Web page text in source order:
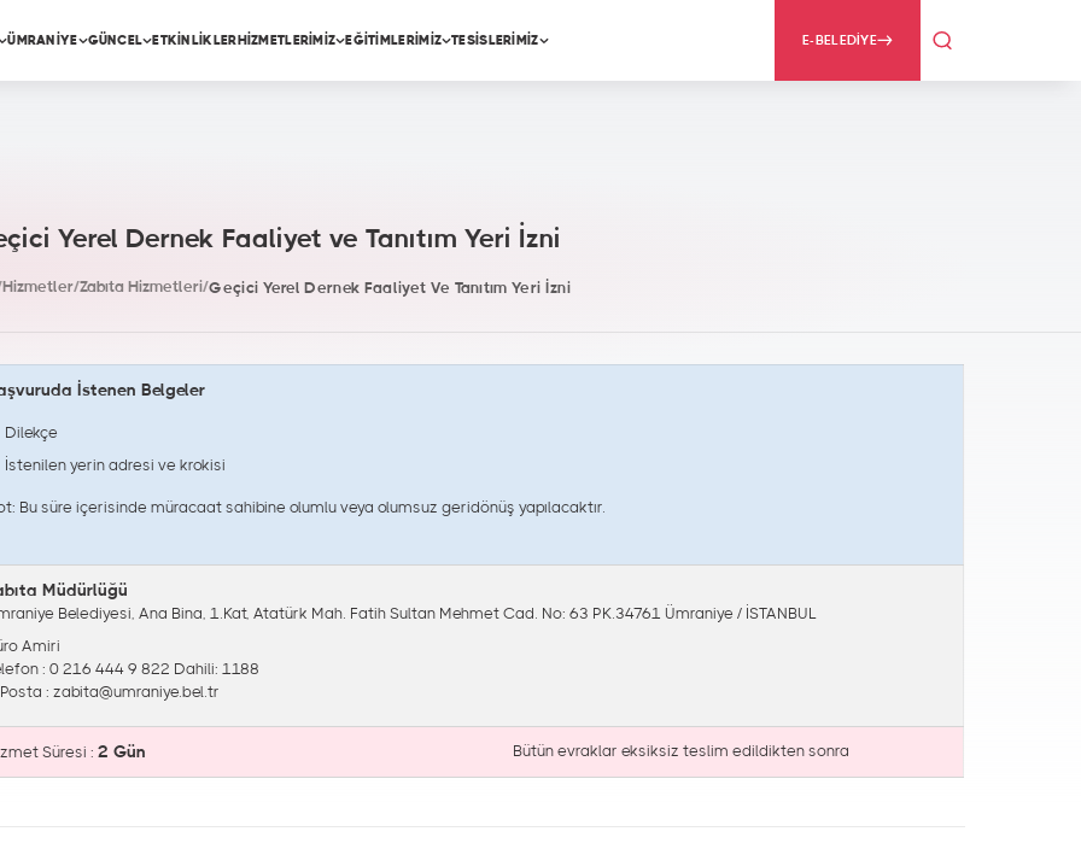
ÜMRANİYE GÜNCEL ETKİNLİKLER HİZMETLERİMİZ EĞİTİMLERİMİZ TESİSLERİMİZ E-BELEDİYE
Yerel Dernek Faaliyet ve Tanıtım Yeri İzni
Hizmetler/Zabıta Hizmetleri/Geçici Yerel Dernek Faaliyet Ve Tanıtım Yeri İzni
İstenen Belgeler
Dilekçe
İstenilen yerin adresi ve krokisi
Bu süre içerisinde müracaat sahibine olumlu veya olumsuz geridönüş yapılacaktır.
Müdürlüğü
Belediyesi, Ana Bina, 1.Kat, Atatürk Mah. Fatih Sultan Mehmet Cad. No: 63 PK.34761 Ümraniye / İSTANBUL
Amiri
: 0 216 444 9 822 Dahili: 1188
Posta :zabita@umraniye.bel.tr
Süresi :2 Gün Bütün evraklar eksiksiz teslim edildikten sonra